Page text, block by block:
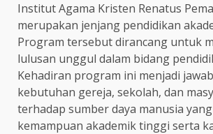
Institut Agama Kristen Renatus
merupakan jenjang pendidikan
Program tersebut dirancang untuk
lulusan unggul dalam bidang
Kehadiran program ini menjadi
kebutuhan gereja, sekolah, dan
terhadap sumber daya manusia
kemampuan akademik tinggi serta